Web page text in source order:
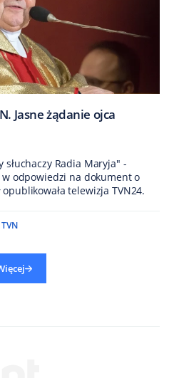
Jasne żądanie ojca
słuchaczy Radia Maryja" -
w odpowiedzi na dokument o
telewizja TVN24.
TVN